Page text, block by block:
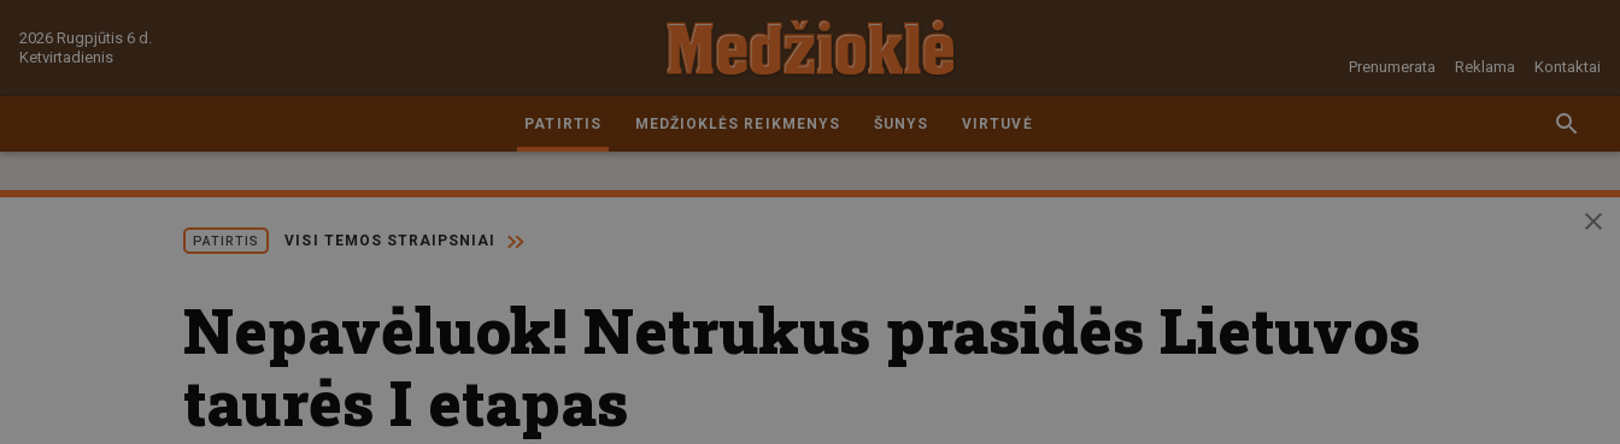
2026 Rugpjūtis 6 d.
Ketvirtadienis
Prenumerata Reklama Kontaktai
PATIRTIS MEDŽIOKLĖS REIKMENYS ŠUNYS VIRTUVĖ
PATIRTIS VISI TEMOS STRAIPSNIAI
Nepavėluok! Netrukus prasidės Lietuvos
taurės I etapas